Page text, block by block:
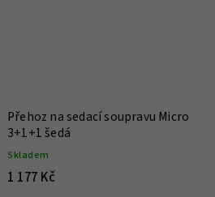
Přehoz na sedací soupravu Micro
3+1+1 šedá
Skladem
1 177 Kč